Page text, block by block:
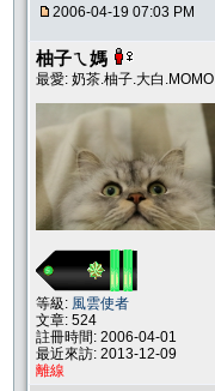
2006-04-19 07:03 PM
柚子ㄟ媽
最愛: 奶茶.柚子.大白.MOMO
等級: 風雲使者
文章: 524
註冊時間: 2006-04-01
最近來訪: 2013-12-09
離線